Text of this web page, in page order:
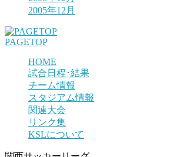
2005年12月
PAGETOP
HOME
試合日程･結果
チーム情報
スタジアム情報
関連大会
リンク集
KSLについて